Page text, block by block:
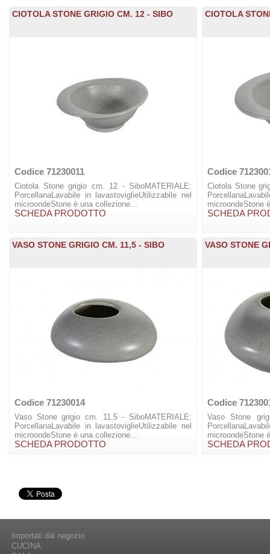
CIOTOLA STONE GRIGIO CM. 12 - SIBO
Codice 71230011
Ciotola Stone grigio cm. 12 - SiboMATERIALE:
PorcellanaLavabile in lavastoviglieUtilizzabile nel
microondeStone è una collezione...
SCHEDA PRODOTTO
CIOTOLA
Codice
Ciotola Stone
microondeStone
SCHEDA
VASO STONE GRIGIO CM. 11,5 - SIBO
Codice 71230014
Vaso Stone grigio cm. 11,5 - SiboMATERIALE:
PorcellanaLavabile in lavastoviglieUtilizzabile nel
microondeStone è una collezione...
SCHEDA PRODOTTO
VASO STONE
Codice
Vaso Stone
microondeStone
SCHEDA
Importati dal negozio
CUCINA